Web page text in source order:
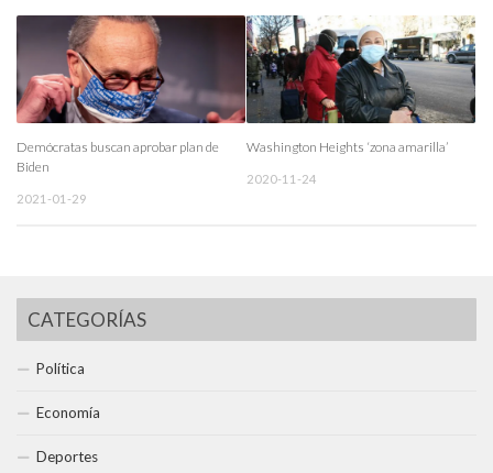
Demócratas buscan aprobar plan de
Biden
2021-01-29
Washington Heights ‘zona amarilla’
2020-11-24
CATEGORÍAS
Política
Economía
Deportes